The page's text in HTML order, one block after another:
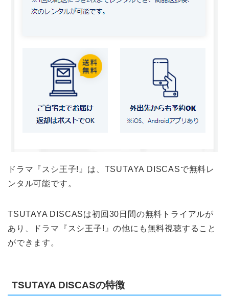
ドラマ『スシ王子!』は、TSUTAYA DISCASで無料レ
ンタル可能です。
TSUTAYA DISCASは初回30日間の無料トライアルが
あり、ドラマ『スシ王子!』の他にも無料視聴すること
ができます。
TSUTAYA DISCASの特徴